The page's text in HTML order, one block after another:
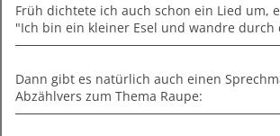
Früh dichtete ich auch schon ein Lied um,
"Ich bin ein kleiner Esel und wandre durch
Dann gibt es natürlich auch einen
Abzählvers zum Thema Raupe: